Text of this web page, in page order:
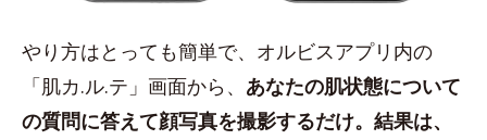
やり方はとっても簡単で、オルビスアプリ内の
「肌カ.ル.テ」画面から、 あなたの肌状態について
の質問に答えて顔写真を撮影するだけ。結果は、